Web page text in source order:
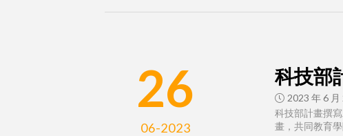
26
06-2023
科技部
2023 年 6 月
科技部計畫撰
畫，共同教育